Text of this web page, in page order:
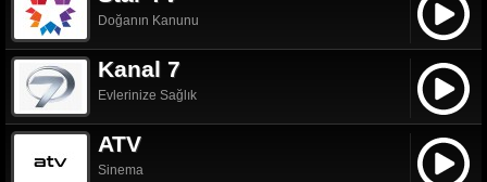
Doğanın Kanunu
Kanal 7
Evlerinize Sağlık
ATV
Sinema